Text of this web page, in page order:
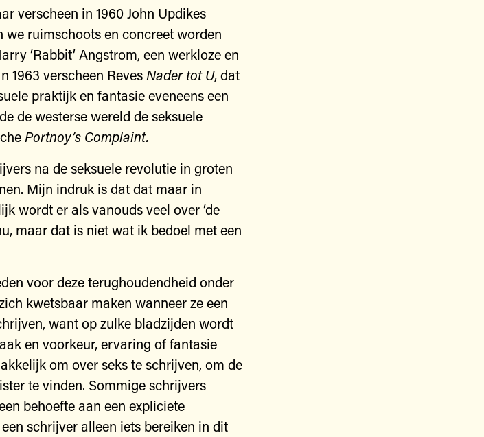
verscheen in 1960 John Updikes
we ruimschoots en concreet worden
‘Rabbit’ Angstrom, een werkloze en
1963 verscheen Reves Nader tot U, dat
praktijk en fantasie eveneens een
de westerse wereld de seksuele
Portnoy’s Complaint.
na de seksuele revolutie in groten
Mijn indruk is dat dat maar in
wordt er als vanouds veel over ‘de
maar dat is niet wat ik bedoel met een
voor deze terughoudendheid onder
kwetsbaar maken wanneer ze een
want op zulke bladzijden wordt
en voorkeur, ervaring of fantasie
om over seks te schrijven, om de
te vinden. Sommige schrijvers
behoefte aan een expliciete
schrijver alleen iets bereiken in dit